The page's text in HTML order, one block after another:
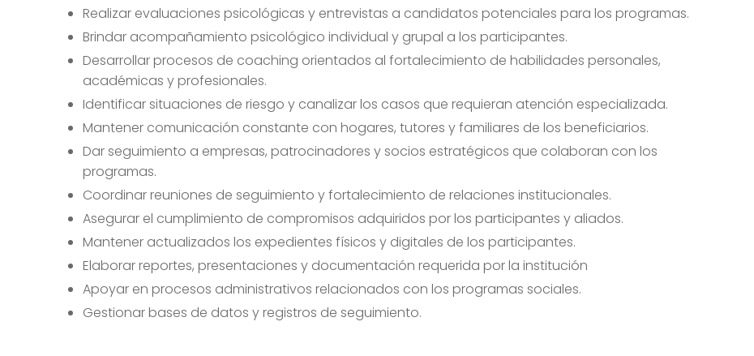
Realizar evaluaciones psicológicas y entrevistas a candidatos potenciales para los programas.
Brindar acompañamiento psicológico individual y grupal a los participantes.
Desarrollar procesos de coaching orientados al fortalecimiento de habilidades personales,
académicas y profesionales.
Identificar situaciones de riesgo y canalizar los casos que requieran atención especializada.
Mantener comunicación constante con hogares, tutores y familiares de los beneficiarios.
Dar seguimiento a empresas, patrocinadores y socios estratégicos que colaboran con los
programas.
Coordinar reuniones de seguimiento y fortalecimiento de relaciones institucionales.
Asegurar el cumplimiento de compromisos adquiridos por los participantes y aliados.
Mantener actualizados los expedientes físicos y digitales de los participantes.
Elaborar reportes, presentaciones y documentación requerida por la institución
Apoyar en procesos administrativos relacionados con los programas sociales.
Gestionar bases de datos y registros de seguimiento.